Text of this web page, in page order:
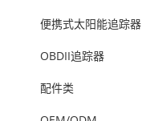
便携式太阳能追踪器
OBDII追踪器
配件类